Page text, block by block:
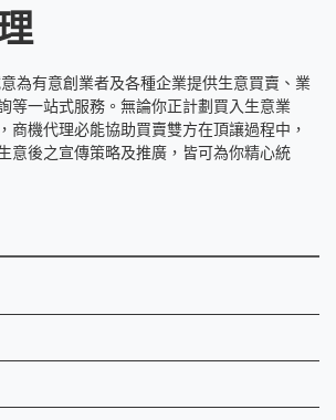
為有意創業者及各種企業提供生意買賣、業
等一站式服務。無論你正計劃買入生意業
商機代理必能協助買賣雙方在頂讓過程中，
意後之宣傳策略及推廣，皆可為你精心統